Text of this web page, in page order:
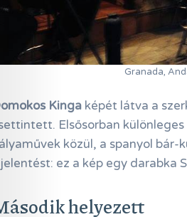
Granada,
Kingaképét látva a
Elsősorban
közül, a spanyol
ez a kép egy darabka
helyezett